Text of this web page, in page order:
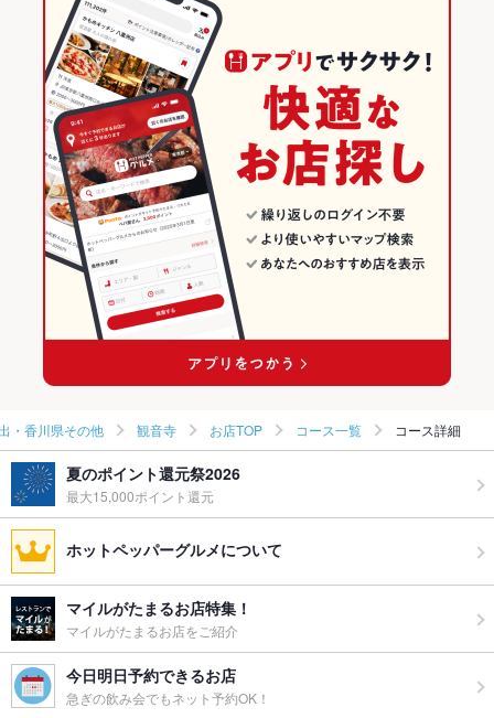
観音寺駅 × ステーキ・ハンバーグ
香川 × 洋食
香川 × ステーキ・ハンバーグ
香川の洋食ランキング
香川のステーキ・ハンバーグランキング
坂出・香川県その他のグルメランキング
観音寺のグルメランキング
・香川県その他 観音寺 お店TOP コース一覧 コース詳細
夏のポイント還元祭2026
最大15,000ポイント還元
ホットペッパーグルメについて
マイルがたまるお店特集！
マイルがたまるお店をご紹介
今日明日予約できるお店
急ぎの飲み会でもネット予約OK！